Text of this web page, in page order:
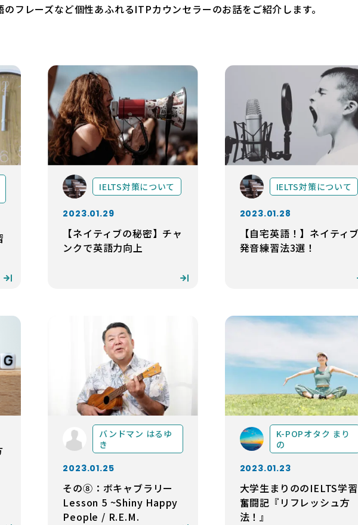
フレーズなど個性あふれるITPカウンセラーのお話をご紹介します。
IELTS対策について
2023.01.29
【ネイティブの秘密】チャ
ンクで英語力向上
IELTS対策について
2023.01.28
【自宅英語！】ネイティ
発音練習法3選！
バンドマン はるゆ
き
2023.01.25
その⑧：ボキャブラリー
Lesson 5 ~Shiny Happy
People / R.E.M.
K-POPオタク まり
の
2023.01.23
大学生まりののIELTS学習
奮闘記『リフレッシュ方
法！』